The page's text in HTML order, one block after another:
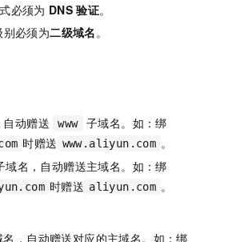
必须为 DNS 验证。
别必须为二级域名 。
动赠送
www
子域名。如：绑
时赠送 www.aliyun.com 。
域名，自动赠送主域名。如：绑
时赠送 aliyun.com 。
，自动赠送对应的主域名。如：绑